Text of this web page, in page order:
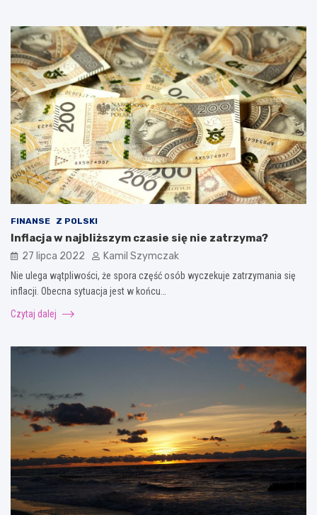
FINANSE Z POLSKI
Inflacja w najbliższym czasie się nie zatrzyma?
27 lipca 2022 Kamil Szymczak
Nie ulega wątpliwości, że spora część osób wyczekuje zatrzymania się
inflacji. Obecna sytuacja jest w końcu…
Czytaj dalej